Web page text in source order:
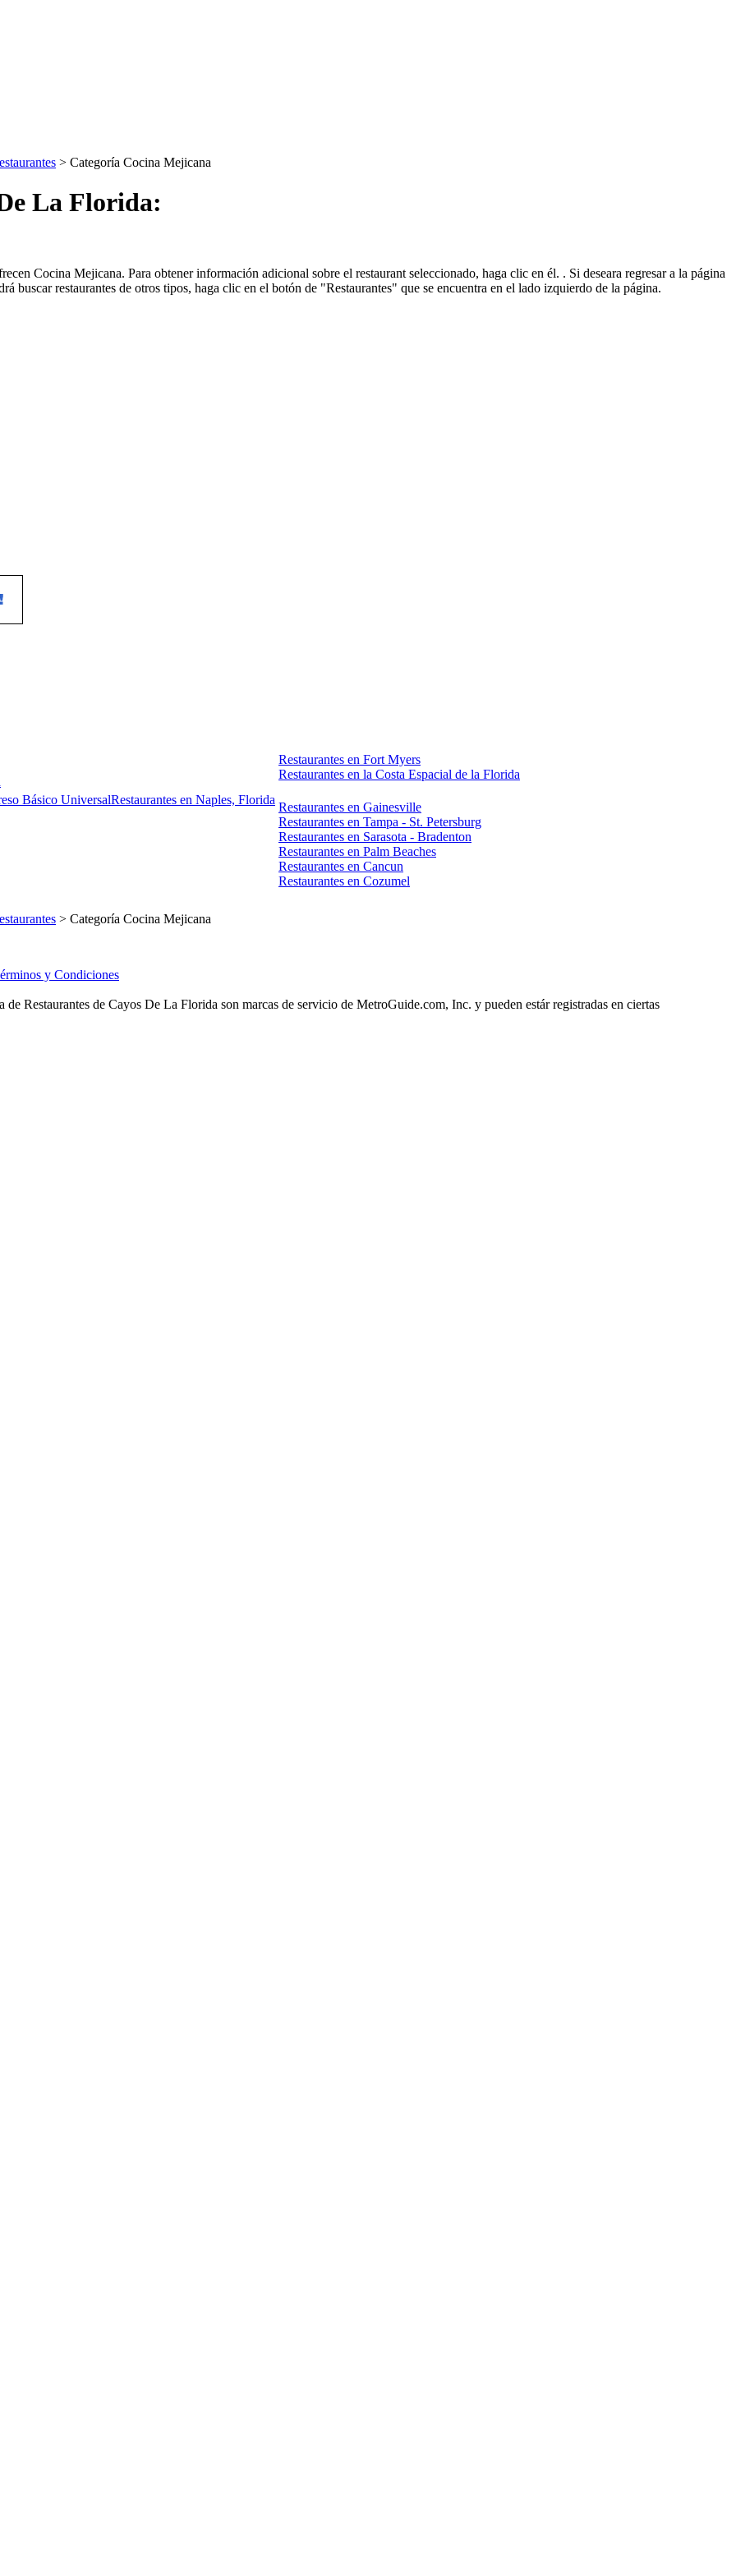
> Categoría Cocina Mejicana
La Florida:
Cocina Mejicana. Para obtener información adicional sobre el restaurant seleccionado, haga clic en él. . Si deseara regresar a la página
buscar restaurantes de otros tipos, haga clic en el botón de "Restaurantes" que se encuentra en el lado izquierdo de la página.
Restaurantes en Fort Myers
Restaurantes en la Costa Espacial de la Florida
Básico UniversalRestaurantes en Naples, Florida
Restaurantes en Gainesville
Restaurantes en Tampa - St. Petersburg
Restaurantes en Sarasota - Bradenton
Restaurantes en Palm Beaches
Restaurantes en Cancun
Restaurantes en Cozumel
> Categoría Cocina Mejicana
y Condiciones
Restaurantes de Cayos De La Florida son marcas de servicio de MetroGuide.com, Inc. y pueden estár registradas en ciertas